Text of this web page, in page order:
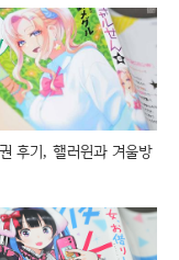
후기, 핼러윈과 겨울방